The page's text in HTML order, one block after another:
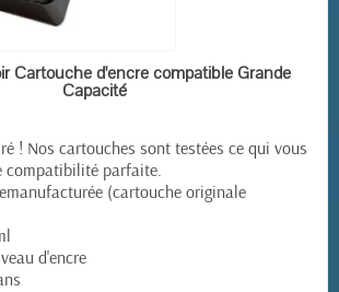
EN STOCK
Cartouche d'encre compatible Grande
Capacité
! Nos cartouches sont testées ce qui vous
compatibilité parfaite.
(cartouche originale
d'encre